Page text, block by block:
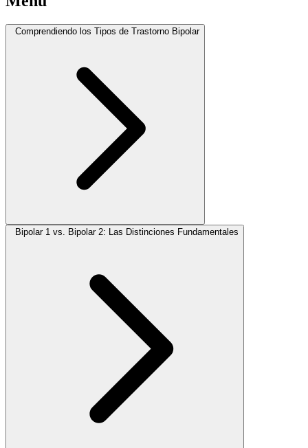
Comprendiendo los Tipos de Trastorno Bipolar
Bipolar 1 vs. Bipolar 2: Las Distinciones Fundamentales